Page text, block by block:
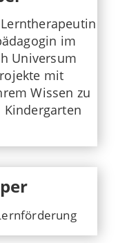
im
Universum
mit
Wissen zu